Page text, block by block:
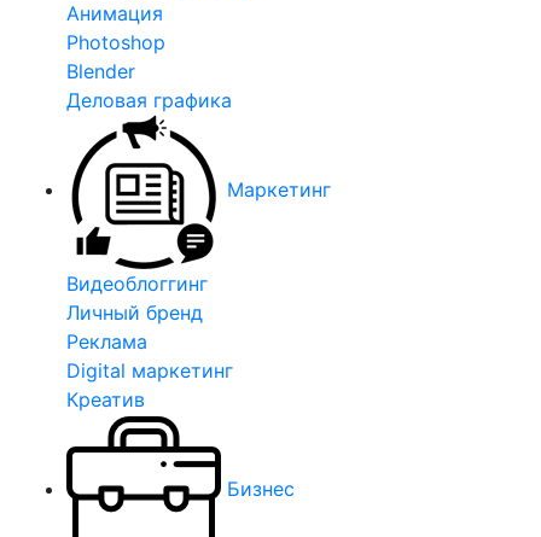
Анимация
Photoshop
Blender
Деловая графика
Маркетинг
Видеоблоггинг
Личный бренд
Реклама
Digital маркетинг
Креатив
Бизнес